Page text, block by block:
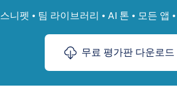
스니펫 • 팀 라이브러리 • AI 톤 • 모든 앱
무료 평가판 다운로드